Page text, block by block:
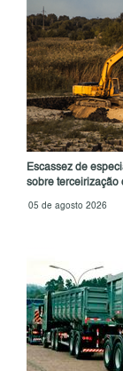
Escassez de
sobre terceirização
05 de agosto 2026